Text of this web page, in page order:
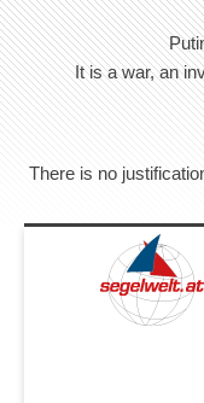
It is a war, an
There is no